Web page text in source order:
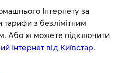
Інтернету за
з безлімітним
Або ж можете підключити
Інтернет від Київстар.